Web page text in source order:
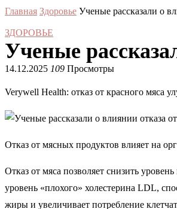
Главная Здоровье Ученые рассказали о
ЗДОРОВЬЕ
Ученые
14.12.2025 109 Просмотры
Verywell Health: отказ от красного мяса
Отказ от мясных продуктов влияет на
Отказ от мяса позволяет снизить
уровень «плохого» холестерина LDL,
жиры и увеличивает потребление